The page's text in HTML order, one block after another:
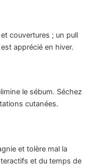
couvertures ; un pull
apprécié en hiver.
le sébum. Séchez
cutanées.
et tolère mal la
et du temps de